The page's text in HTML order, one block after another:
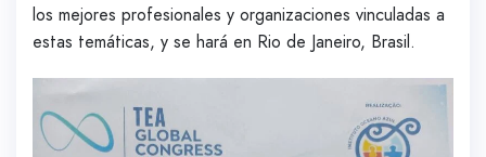
los mejores profesionales y organizaciones vinculadas a
estas temáticas, y se hará en Rio de Janeiro, Brasil.